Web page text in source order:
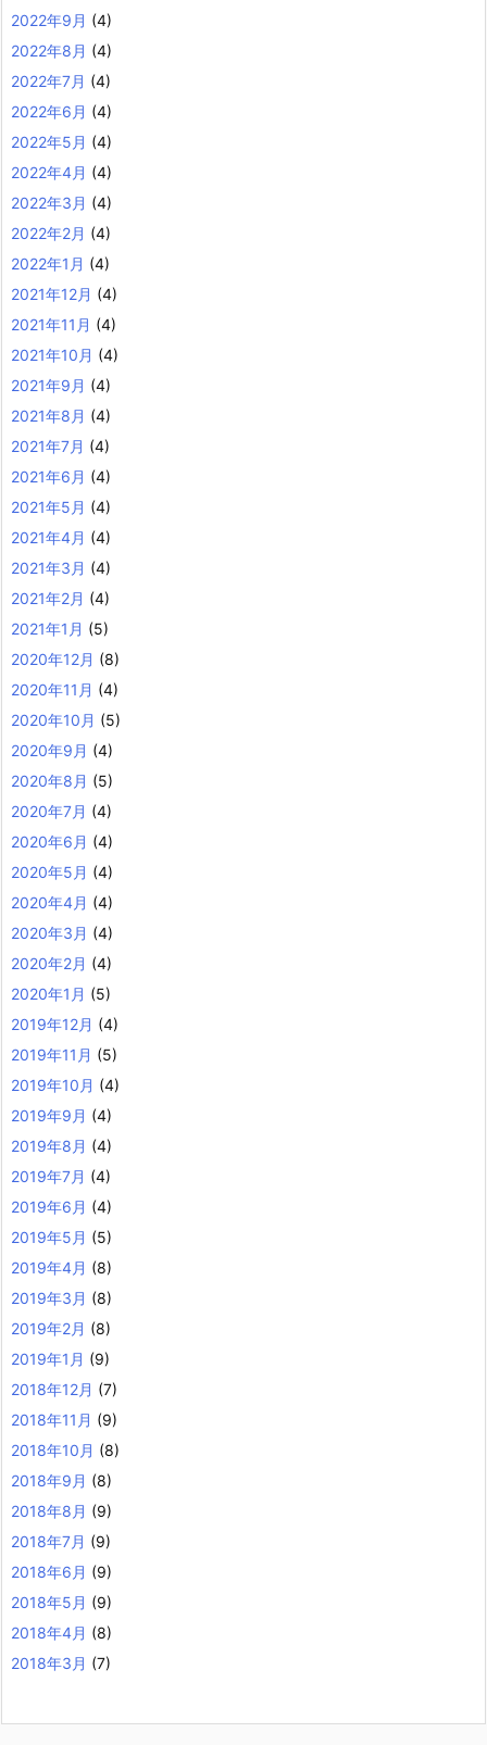
2022年9月 (4)
2022年8月 (4)
2022年7月 (4)
2022年6月 (4)
2022年5月 (4)
2022年4月 (4)
2022年3月 (4)
2022年2月 (4)
2022年1月 (4)
2021年12月 (4)
2021年11月 (4)
2021年10月 (4)
2021年9月 (4)
2021年8月 (4)
2021年7月 (4)
2021年6月 (4)
2021年5月 (4)
2021年4月 (4)
2021年3月 (4)
2021年2月 (4)
2021年1月 (5)
2020年12月 (8)
2020年11月 (4)
2020年10月 (5)
2020年9月 (4)
2020年8月 (5)
2020年7月 (4)
2020年6月 (4)
2020年5月 (4)
2020年4月 (4)
2020年3月 (4)
2020年2月 (4)
2020年1月 (5)
2019年12月 (4)
2019年11月 (5)
2019年10月 (4)
2019年9月 (4)
2019年8月 (4)
2019年7月 (4)
2019年6月 (4)
2019年5月 (5)
2019年4月 (8)
2019年3月 (8)
2019年2月 (8)
2019年1月 (9)
2018年12月 (7)
2018年11月 (9)
2018年10月 (8)
2018年9月 (8)
2018年8月 (9)
2018年7月 (9)
2018年6月 (9)
2018年5月 (9)
2018年4月 (8)
2018年3月 (7)